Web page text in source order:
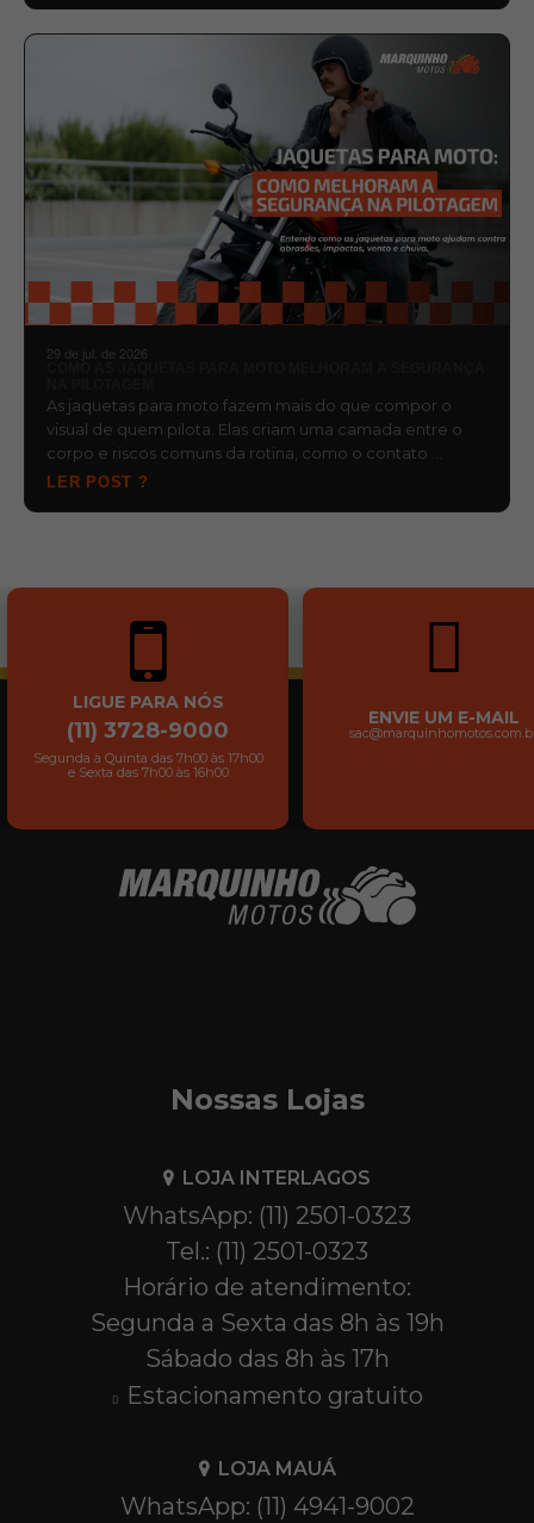
29 de jul. de 2026
As jaquetas para moto fazem mais do que compor o
visual de quem pilota. Elas criam uma camada entre o
corpo e riscos comuns da rotina, como o contato …
LER POST ?
LIGUE PARA NÓS
(11) 3728-9000
Segunda à Quinta das 7h00 às 17h00
e Sexta das 7h00 às 16h00
ENVIE UM E-MAIL
Nossas Lojas
LOJA INTERLAGOS
WhatsApp: (11) 2501-0323
Tel.: (11) 2501-0323
Horário de atendimento:
Segunda a Sexta das 8h às 19h
Sábado das 8h às 17h
Estacionamento gratuito
LOJA MAUÁ
WhatsApp: (11) 4941-9002